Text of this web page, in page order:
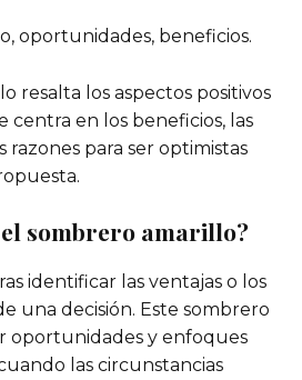
oportunidades, beneficios.
resalta los aspectos positivos
centra en los beneficios, las
para ser optimistas
sombrero amarillo?
identificar las ventajas o los
una decisión. Este sombrero
oportunidades y enfoques
las circunstancias